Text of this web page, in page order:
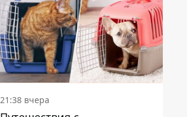
21:38 вчера